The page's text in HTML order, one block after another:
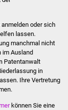
Notfall
oder sich
lassen.
manchmal nicht
im Ausland
Patentanwalt
in
Ihre Vertretung
können Sie eine